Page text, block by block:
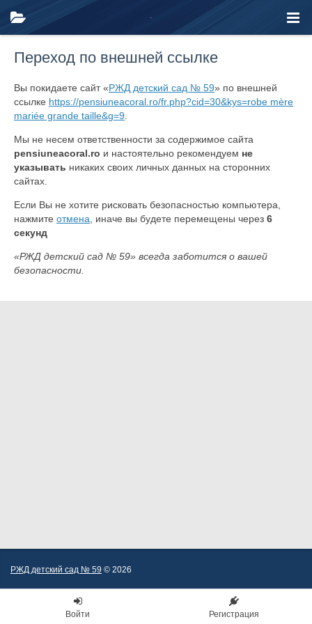
Переход по внешней ссылке
Вы покидаете сайт «РЖД детский сад № 59» по внешней
ссылке https://pensiuneacoral.ro/fr.php?cid=30&kys=robe mère
mariée grande taille&g=9
Мы не несем ответственности за содержимое сайта
pensiuneacoral.ro и настоятельно рекомендуем не
указывать никаких своих личных данных на сторонних
сайтах.
Если Вы не хотите рисковать безопасностью компьютера,
нажмите отмена , иначе вы будете перемещены через 6
секунд
«РЖД детский сад № 59» всегда заботится о вашей
безопасности.
РЖД детский сад № 59 © 2026
Войти Регистрация